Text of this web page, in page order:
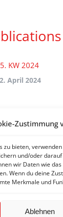
Zustimmung
zu bieten,
und/oder
wir Daten wie
Wenn du deine
Merkmale und
Ablehnen
KW 2024
April 2024
KW 2024